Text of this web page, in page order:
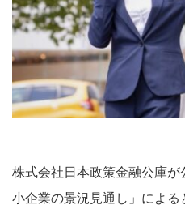
株式会社日本政策金融公庫
小企業の景況見通し」によ